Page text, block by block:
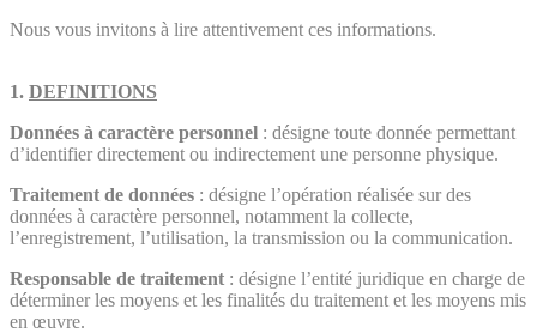
Nous vous invitons à lire attentivement ces informations.
1. DEFINITIONS
Données à caractère personnel : désigne toute donnée permettant
d’identifier directement ou indirectement une personne physique.
Traitement de données : désigne l’opération réalisée sur des
données à caractère personnel, notamment la collecte,
l’enregistrement, l’utilisation, la transmission ou la communication.
Responsable de traitement : désigne l’entité juridique en charge de
déterminer les moyens et les finalités du traitement et les moyens mis
en œuvre.